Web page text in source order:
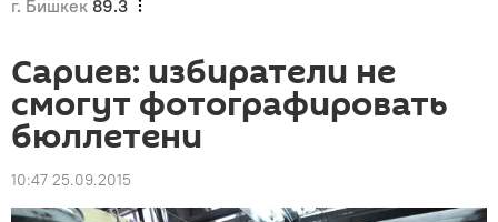
г. Бишкек 89.3
Сариев: избиратели не
смогут фотографировать
бюллетени
10:47 25.09.2015